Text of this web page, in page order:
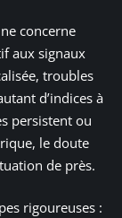
concerne
aux signaux
troubles
d’indices à
persistent ou
le doute
de près.
rigoureuses :